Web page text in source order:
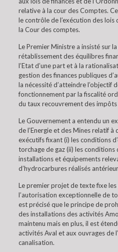
relative à la cour des Comptes.
le contrôle de l’exécution des
la Cour des comptes.
Le Premier Ministre a insisté sur
rétablissement des équilibres
l’Etat d’une part et à la
gestion des finances publiques
la nécessité d’atteindre l’objectif
fonctionnement par la fiscalité
du taux recouvrement des impôts
Le Gouvernement a entendu un
de l’Energie et des Mines relatif
exécutifs fixant (i) les conditions
torchage de gaz (ii) les
installations et équipements
d’hydrocarbures réalisés
Le premier projet de texte fixe
l’autorisation exceptionnelle de
est précisé que le principe de
des installations des activités
maintenu mais en plus, il est
activités Aval et aux ouvrages de
canalisation.